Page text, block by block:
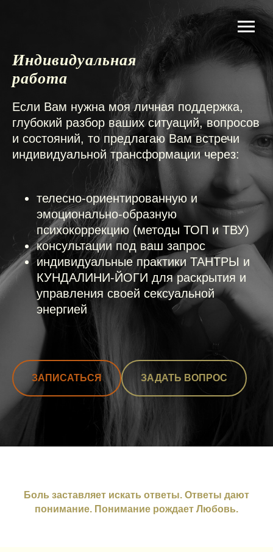
Индивидуальная
работа
Если Вам нужна моя личная поддержка,
глубокий разбор ваших ситуаций, вопросов
и состояний, то предлагаю Вам встречи
индивидуальной трансформации через:
телесно-ориентированную и
эмоционально-образную
психокоррекцию (методы ТОП и ТВУ)
консультации под ваш запрос
индивидуальные практики ТАНТРЫ и
КУНДАЛИНИ-ЙОГИ для раскрытия и
управления своей сексуальной
энергией
ЗАПИСАТЬСЯ ЗАДАТЬ ВОПРОС
Боль заставляет искать ответы. Ответы дают
понимание. Понимание рождает Любовь.